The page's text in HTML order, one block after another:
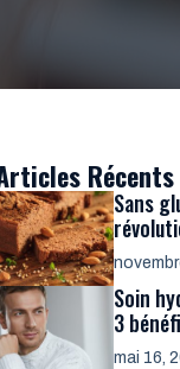
Récents
Sans
Soin
3
mai 16,